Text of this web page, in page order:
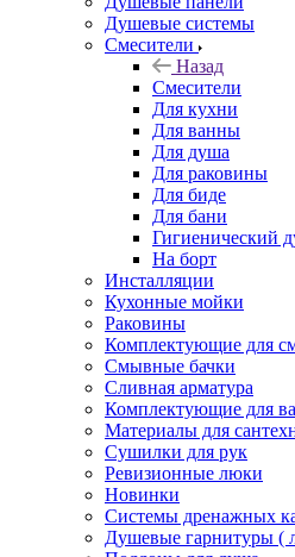
Душевые системы
Смесители
Назад
Смесители
Для кухни
Для ванны
Для душа
Для раковины
Для биде
Для бани
Гигиенический
На борт
Инсталляции
Кухонные мойки
Раковины
Комплектующие для
Смывные бачки
Сливная арматура
Комплектующие для
Материалы для
Сушилки для рук
Ревизионные люки
Новинки
Системы дренажных
Душевые гарнитуры (